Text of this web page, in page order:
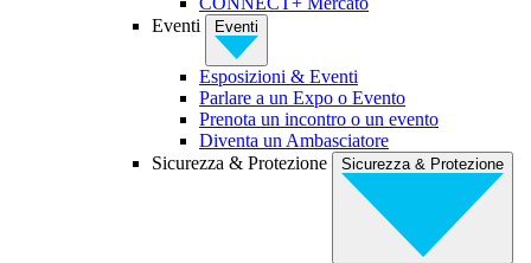
Eventi
Eventi
Esposizioni & Eventi
Parlare a un Expo o Evento
Prenota un incontro o un evento
Diventa un Ambasciatore
Sicurezza & Protezione
Sicurezza & Protezione